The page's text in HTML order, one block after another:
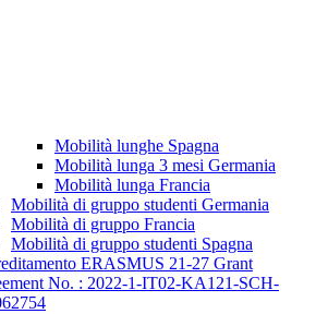
Mobilità lunghe Spagna
Mobilità lunga 3 mesi Germania
Mobilità lunga Francia
Mobilità di gruppo studenti Germania
Mobilità di gruppo Francia
Mobilità di gruppo studenti Spagna
ERASMUS 21-27 Grant
No. : 2022-1-IT02-KA121-SCH-